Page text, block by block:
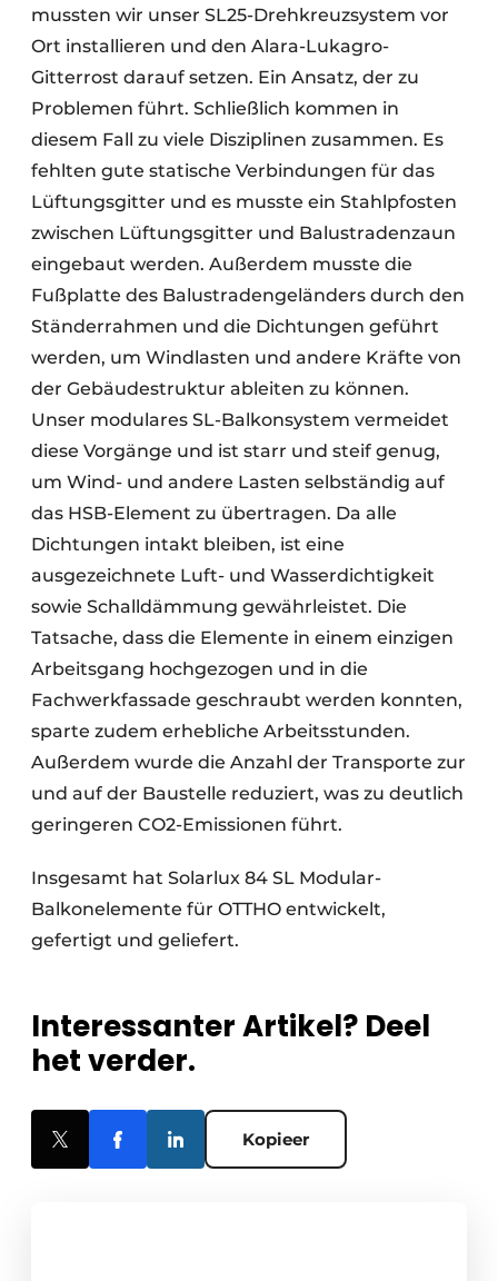
mussten wir unser SL25-Drehkreuzsystem vor
Ort installieren und den Alara-Lukagro-
Gitterrost darauf setzen. Ein Ansatz, der zu
Problemen führt. Schließlich kommen in
diesem Fall zu viele Disziplinen zusammen. Es
fehlten gute statische Verbindungen für das
Lüftungsgitter und es musste ein Stahlpfosten
zwischen Lüftungsgitter und Balustradenzaun
eingebaut werden. Außerdem musste die
Fußplatte des Balustradengeländers durch den
Ständerrahmen und die Dichtungen geführt
werden, um Windlasten und andere Kräfte von
der Gebäudestruktur ableiten zu können.
Unser modulares SL-Balkonsystem vermeidet
diese Vorgänge und ist starr und steif genug,
um Wind- und andere Lasten selbständig auf
das HSB-Element zu übertragen. Da alle
Dichtungen intakt bleiben, ist eine
ausgezeichnete Luft- und Wasserdichtigkeit
sowie Schalldämmung gewährleistet. Die
Tatsache, dass die Elemente in einem einzigen
Arbeitsgang hochgezogen und in die
Fachwerkfassade geschraubt werden konnten,
sparte zudem erhebliche Arbeitsstunden.
Außerdem wurde die Anzahl der Transporte zur
und auf der Baustelle reduziert, was zu deutlich
geringeren CO2-Emissionen führt.
Insgesamt hat Solarlux 84 SL Modular-
Balkonelemente für OTTHO entwickelt,
gefertigt und geliefert.
Interessanter Artikel? Deel
het verder.
Kopieer